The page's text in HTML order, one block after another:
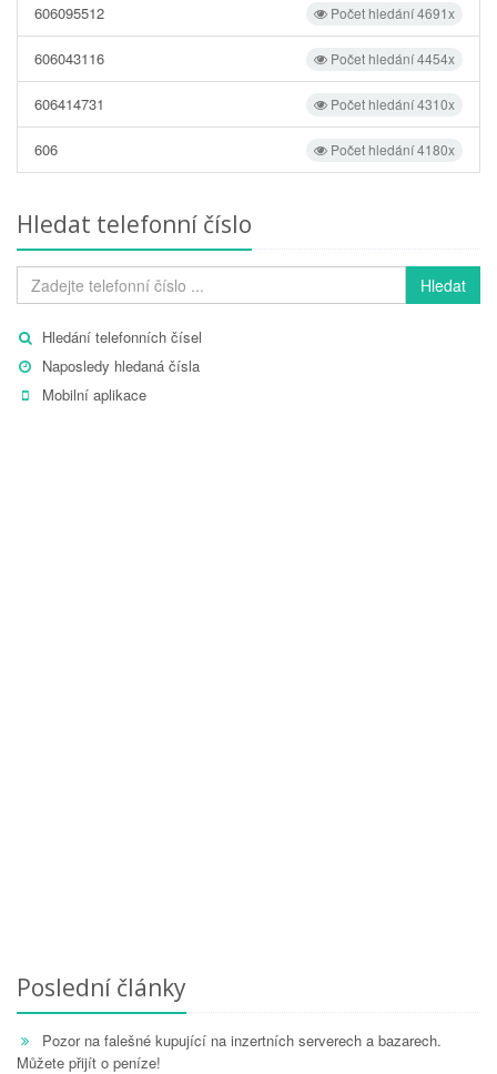
Počet hledání 4691x
606095512
Počet hledání 4454x
606043116
Počet hledání 4310x
606414731
Počet hledání 4180x
606
Hledat telefonní číslo
Hledat
Hledání telefonních čísel
Naposledy hledaná čísla
Mobilní aplikace
Poslední články
Pozor na falešné kupující na inzertních serverech a bazarech.
Můžete přijít o peníze!